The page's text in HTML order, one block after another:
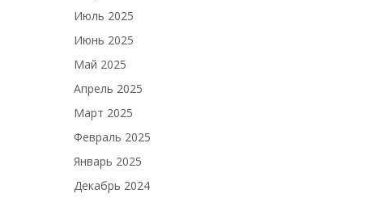
Июль 2025
Июнь 2025
Май 2025
Апрель 2025
Март 2025
Февраль 2025
Январь 2025
Декабрь 2024